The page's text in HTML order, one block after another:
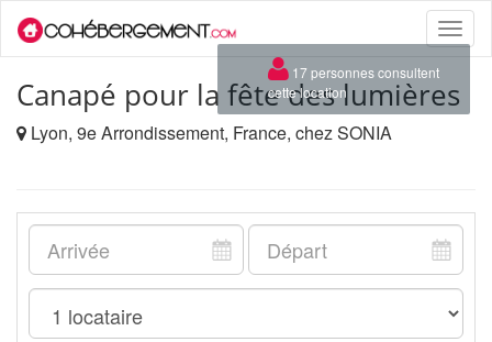
Toggle
Canapé pour la fête des lumières
Lyon, 9e Arrondissement, France, chez SONIA
×
17 personnes consultent
cette location